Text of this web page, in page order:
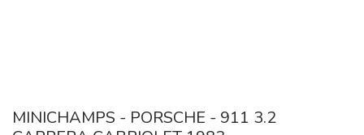
MINICHAMPS - PORSCHE - 911 3.2